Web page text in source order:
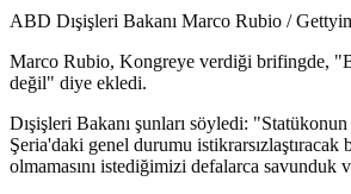
ABD Dışişleri Bakanı Marco Rubio /
Marco Rubio, Kongreye verdiği brifingde,
değil" diye ekledi.
Dışişleri Bakanı şunları söyledi: "Statükonun
Şeria'daki genel durumu istikrarsızlaştıracak
olmamasını istediğimizi defalarca savunduk